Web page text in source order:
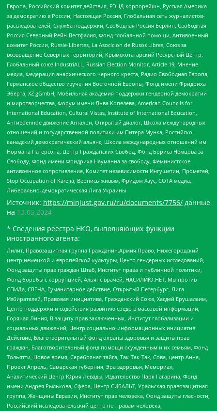
Европа, Российский комитет действия, РЭНД корпорейшн, Русская Америка
за демократию в России, Настоящая Россия, Глобальная сеть журналистов-
расследователей, Служба поддержки, Свободная Россия Берлин, Свободная
Россия Северный Рейн-Вестфалия, Фонд глобальной помощи, Антивоенный
комитет России, Russie-Libertes, La Asocicion de Rusos Libres, Союз за
возвращение Северных территорий, Крымскотатарский Ресурсный Центр,
Глобальный союз IndustriALL, Russian Election Monitor, Article 19, Мнение
медиа, Федерация анархического черного креста, Радио Свободная Европа,
Германское общество изучения Восточной Европы, Фонд имени Фридриха
Эберта, XZ gGmbH, Мобильная академия поддержки гендерной демократии
и миротворчества, Форум имени Льва Копелева, American Councils for
International Education, Cultural Vistas, Institute of International Education,
Антивоенное движение Антальи, Открытый диалог, Школа международных
отношений и государственной политики им Питера Мунка, Российско-
канадский демократический альянс, Школа международных отношений им
Нормана Патерсона, Центр Гражданских Свобод, Фонд Бориса Немцова за
Свободу, Фонд имени Фридриха Науманна за свободу, Феминистское
антивоенное сопротивление, Комитет независимости Ингушетии, Прометей,
Stop Occupation of Karelia, Вернись живым, Фридом Хаус, СОТА медиа,
Либерально-демократическая Лига Украины
Источник: https://minjust.gov.ru/ru/documents/7756/ данные
на 13.05.2024
* Сведения реестра НКО, выполняющих функции
иностранного агента:
Лилит, Правозащитная группа Гражданин.Армия.Право, Нижегородский
центр немецкой и европейской культуры, Центр гендерных исследований,
Фонд защиты прав граждан Штаб, Институт права и публичной политики,
Фонд борьбы с коррупцией, Альянс врачей, НАСИЛИЮ.НЕТ, Мы против
СПИДа, СВЕЧА, Гуманитарное действие, Открытый Петербург, Лига
Избирателей, Правовая инициатива, Гражданский Союз, Хасдей Ерушалаим,
Центр поддержки и содействия развитию средств массовой информации,
Горячая Линия, В защиту прав заключенных, Институт глобализации и
социальных движений, Центр социально-информационных инициатив
Действие, Благотворительный фонд охраны здоровья и защиты прав
граждан, Благотворительный фонд помощи осужденным и их семьям, Фонд
Тольятти, Новое время, Серебряная тайга, Так-Так-Так, Сова, центр Анна,
Проект Апрель, Самарская губерния, Эра здоровья, Мемориал,
Аналитический Центр Юрия Левады, Издательство Парк Гагарина, Фонд
имени Андрея Рылькова, Сфера, Центр СИБАЛЬТ, Уральская правозащитная
группа, Женщины Евразии, Институт прав человека, Фонд защиты гласности,
Российский исследовательский центр по правам человека,